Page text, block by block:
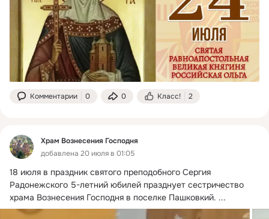
Комментарии 0 0 Класс! 2
Храм Вознесения Господня
добавлена 20 июля в 01:05
18 июля в праздник святого преподобного Сергия
Радонежского 5-летний юбилей празднует сестричество
храма Вознесения Господня в поселке Пашковкий. ...